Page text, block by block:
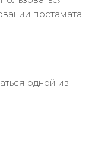
постамата
одной из